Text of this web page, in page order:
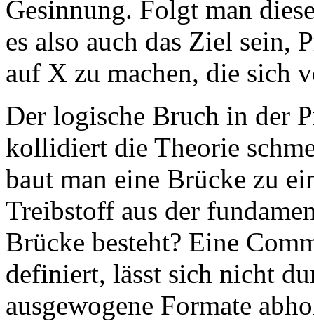
Gesinnung. Folgt man
es also auch das Ziel sein,
auf X zu machen, die sich
Der logische Bruch in der
kollidiert die Theorie
baut man eine Brücke zu
Treibstoff aus der
Brücke besteht? Eine
definiert, lässt sich nicht
ausgewogene Formate